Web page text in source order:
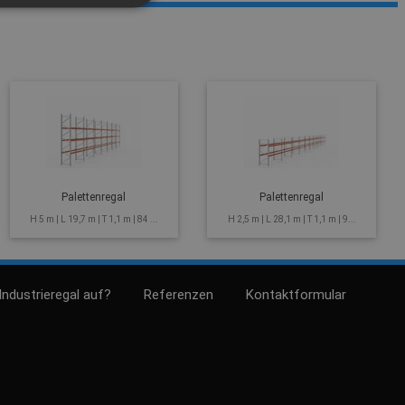
Palettenregal
H 5 m | L 19,7 m | T 1,1 m | 84 ...
Palettenregal
H 2,5 m | L 28,1 m | T 1,1 m | 9...
auf? Referenzen Kontaktformular